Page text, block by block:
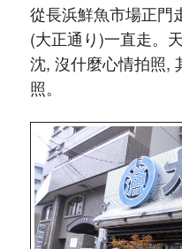
從長浜鮮魚市場正門
(大正通り)一直走。
沈, 沒什麼心情拍照,
照。